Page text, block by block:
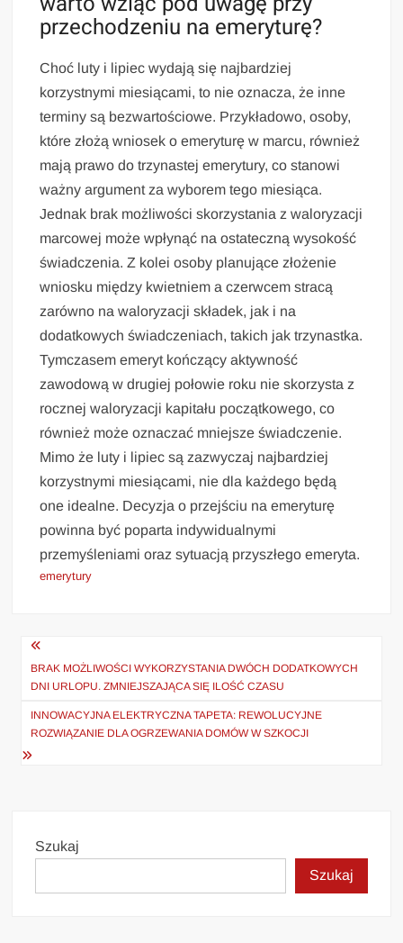
przechodzeniu na emeryturę?
Choć luty i lipiec wydają się najbardziej
korzystnymi miesiącami, to nie oznacza, że inne
terminy są bezwartościowe. Przykładowo, osoby,
które złożą wniosek o emeryturę w marcu, również
mają prawo do trzynastej emerytury, co stanowi
ważny argument za wyborem tego miesiąca.
Jednak brak możliwości skorzystania z waloryzacji
marcowej może wpłynąć na ostateczną wysokość
świadczenia. Z kolei osoby planujące złożenie
wniosku między kwietniem a czerwcem stracą
zarówno na waloryzacji składek, jak i na
dodatkowych świadczeniach, takich jak trzynastka.
Tymczasem emeryt kończący aktywność
zawodową w drugiej połowie roku nie skorzysta z
rocznej waloryzacji kapitału początkowego, co
również może oznaczać mniejsze świadczenie.
Mimo że luty i lipiec są zazwyczaj najbardziej
korzystnymi miesiącami, nie dla każdego będą
one idealne. Decyzja o przejściu na emeryturę
powinna być poparta indywidualnymi
przemyśleniami oraz sytuacją przyszłego emeryta.
emerytury
Nawigacja
wpisu
BRAK MOŻLIWOŚCI WYKORZYSTANIA DWÓCH DODATKOWYCH
DNI URLOPU. ZMNIEJSZAJĄCA SIĘ ILOŚĆ CZASU
INNOWACYJNA ELEKTRYCZNA TAPETA: REWOLUCYJNE
ROZWIĄZANIE DLA OGRZEWANIA DOMÓW W SZKOCJI
Szukaj
Szukaj